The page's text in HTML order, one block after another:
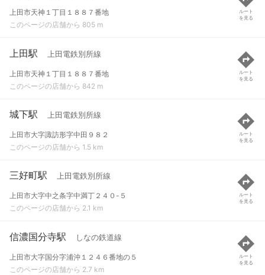
上田市天神１丁目１８８７番地
このページの店舗から 805 m
ルート
を見る
上田駅 上田電鉄別所線
上田市天神１丁目１８８７番地
このページの店舗から 842 m
ルート
を見る
城下駅 上田電鉄別所線
上田市大字諏訪形字中田９８２
このページの店舗から 1.5 km
ルート
を見る
三好町駅 上田電鉄別所線
上田市大字中之条字中満丁２４０-５
このページの店舗から 2.1 km
ルート
を見る
信濃国分寺駅 しなの鉄道線
上田市大字国分字浦沖１２４６番地の５
このページの店舗から 2.7 km
ルート
を見る